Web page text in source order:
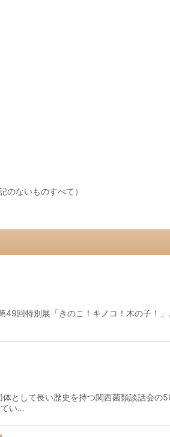
いものすべて）
49回特別展「きのこ！キノコ！木の子！
として長い歴史を持つ関西菌類談話会
てい…